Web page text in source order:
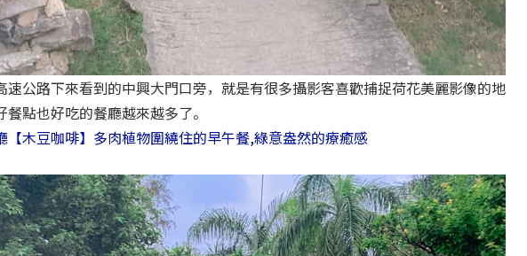
速公路下來看到的中興大門口旁，就是有很多攝影客喜歡捕捉荷花美麗影像的地
點也好吃的餐廳越來越多了。
【木豆咖啡】多肉植物圍繞住的早午餐,綠意盎然的療癒感